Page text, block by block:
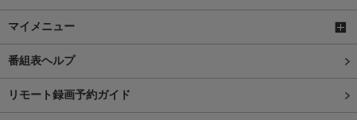
マイメニュー
番組表ヘルプ
リモート録画予約ガイド